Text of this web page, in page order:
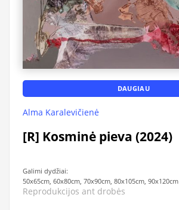
DAUGIAU
Alma Karalevičienė
[R] Kosminė pieva (2024)
Galimi dydžiai:
50x65cm, 60x80cm, 70x90cm, 80x105cm, 90x120cm
Reprodukcijos ant drobės